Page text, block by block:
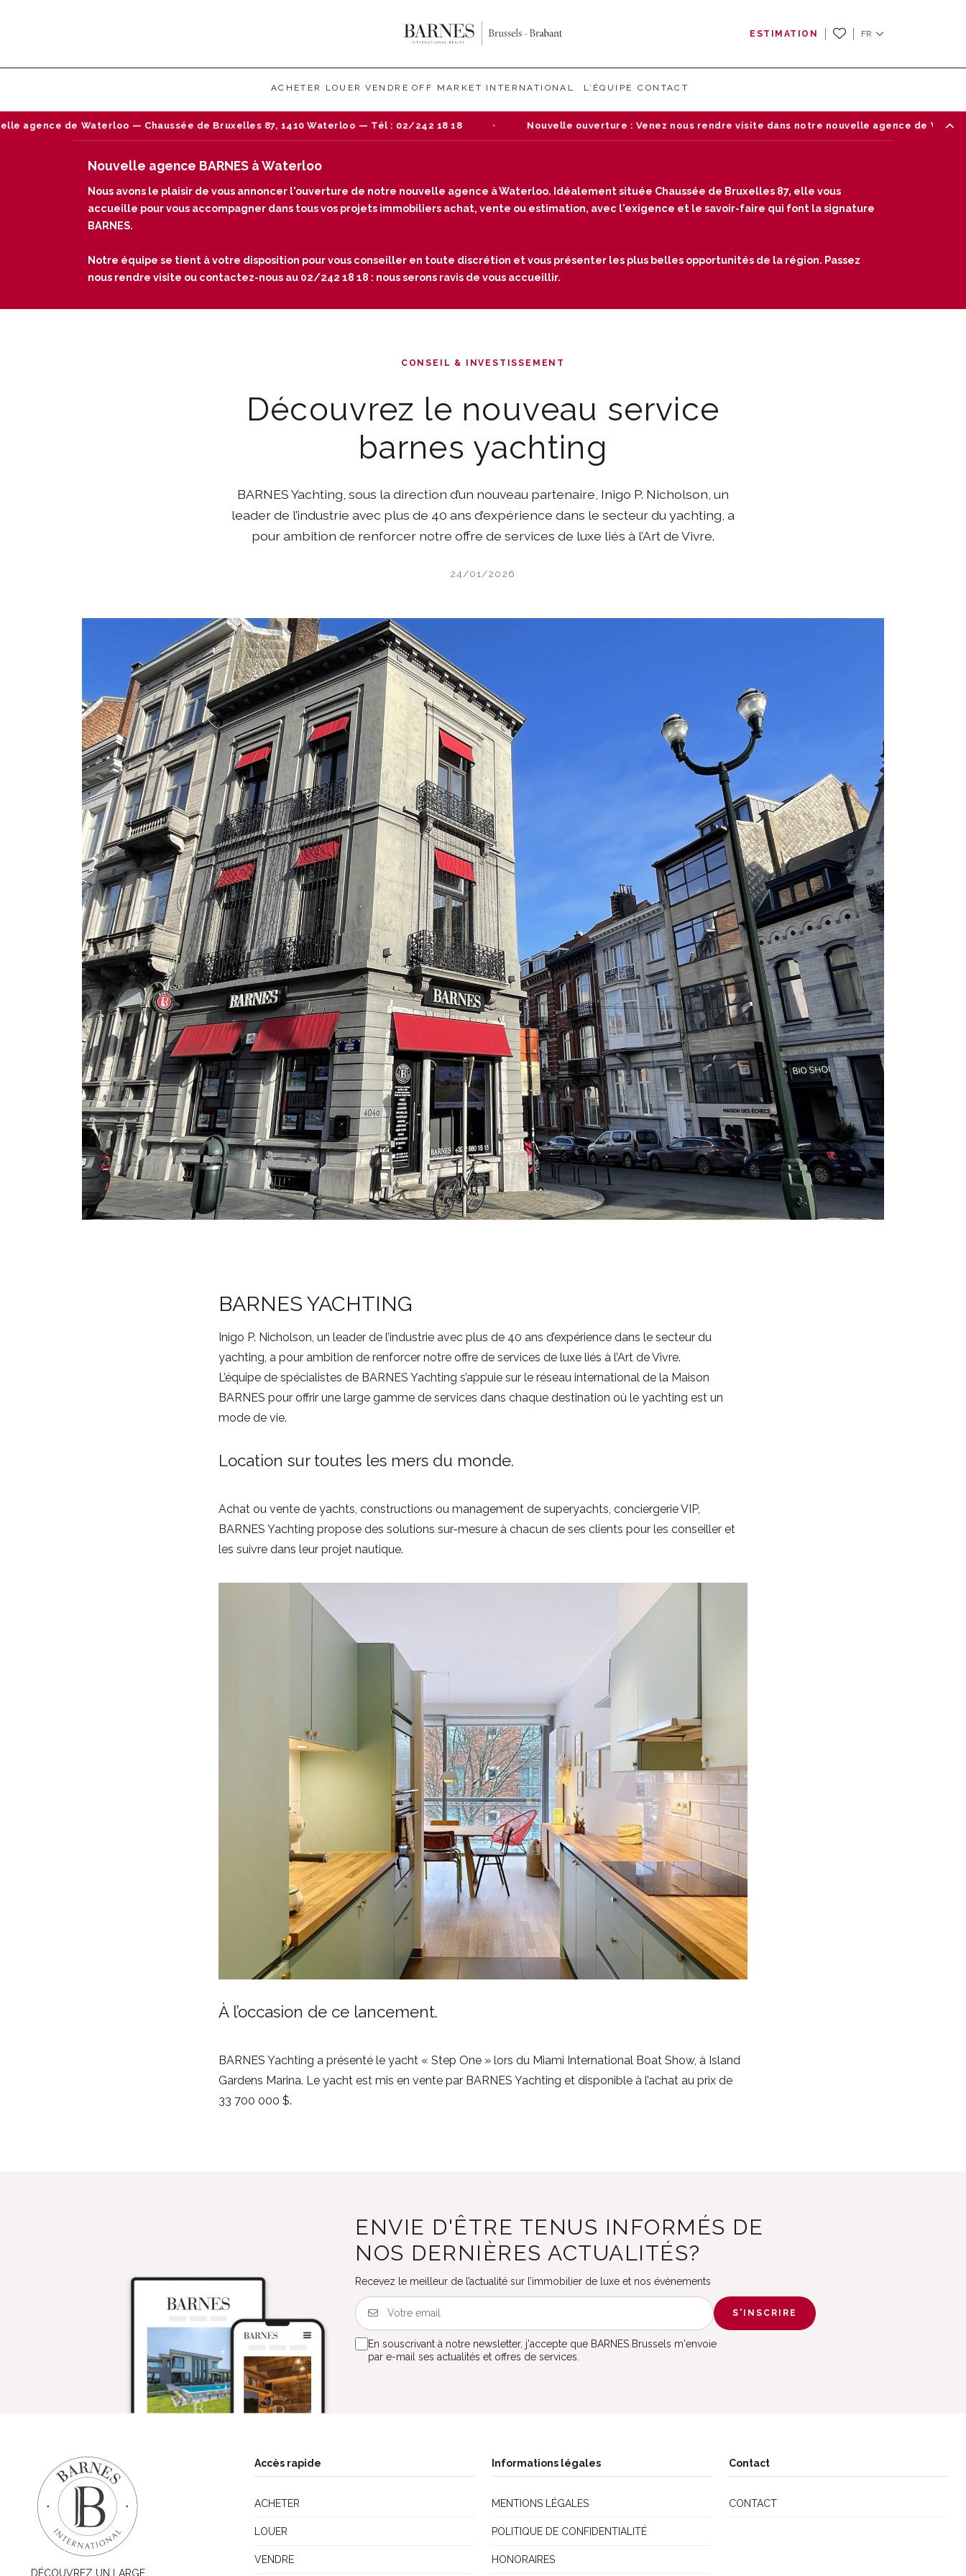
ESTIMATION FR
ACHETER LOUER VENDRE OFF MARKET INTERNATIONAL L’ÉQUIPE CONTACT
— Chaussée de Bruxelles 87, 1410 Waterloo — Tél : 02/242 18 18 Nouvelle ouverture : Venez nous rendre visite dans notre nouvelle agence de Waterloo —
Nouvelle agence BARNES à Waterloo
Nous avons le plaisir de vous annoncer l'ouverture de notre nouvelle agence à Waterloo. Idéalement située Chaussée de Bruxelles 87, elle vous
accueille pour vous accompagner dans tous vos projets immobiliers achat, vente ou estimation, avec l'exigence et le savoir-faire qui font la signature
BARNES.
Notre équipe se tient à votre disposition pour vous conseiller en toute discrétion et vous présenter les plus belles opportunités de la région. Passez
nous rendre visite ou contactez-nous au 02/242 18 18 : nous serons ravis de vous accueillir.
CONSEIL & INVESTISSEMENT
Découvrez le nouveau service
barnes yachting
BARNES Yachting, sous la direction d’un nouveau partenaire, Inigo P. Nicholson, un
leader de l’industrie avec plus de 40 ans d’expérience dans le secteur du yachting, a
pour ambition de renforcer notre offre de services de luxe liés à l’Art de Vivre.
24/01/2026
BARNES YACHTING
Inigo P. Nicholson, un leader de l’industrie avec plus de 40 ans d’expérience dans le secteur du
yachting, a pour ambition de renforcer notre offre de services de luxe liés à l’Art de Vivre.
L’équipe de spécialistes de BARNES Yachting s’appuie sur le réseau international de la Maison
BARNES pour offrir une large gamme de services dans chaque destination où le yachting est un
mode de vie.
Location sur toutes les mers du monde.
Achat ou vente de yachts, constructions ou management de superyachts, conciergerie VIP,
BARNES Yachting propose des solutions sur-mesure à chacun de ses clients pour les conseiller et
les suivre dans leur projet nautique.
À l’occasion de ce lancement.
BARNES Yachting a présenté le yacht « Step One » lors du Miami International Boat Show, à Island
Gardens Marina. Le yacht est mis en vente par BARNES Yachting et disponible à l’achat au prix de
33 700 000 $.
ENVIE D'ÊTRE TENUS INFORMÉS DE
NOS DERNIÈRES ACTUALITÉS?
Recevez le meilleur de l’actualité sur l’immobilier de luxe et nos évènements
S'INSCRIRE
En souscrivant à notre newsletter, j'accepte que BARNES Brussels m'envoie
par e-mail ses actualités et offres de services.
DÉCOUVREZ UN LARGE
Accès rapide
ACHETER
LOUER
VENDRE
Informations légales
MENTIONS LÉGALES
POLITIQUE DE CONFIDENTIALITÉ
HONORAIRES
Contact
CONTACT